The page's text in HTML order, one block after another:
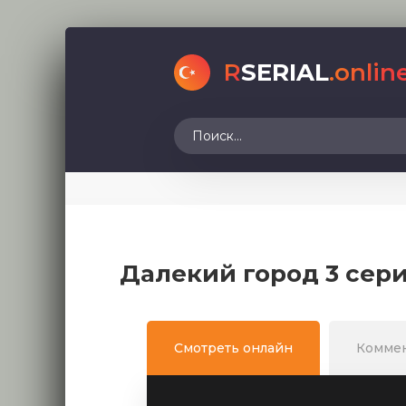
RSERIAL
Далекий город 3
Смотреть онлайн